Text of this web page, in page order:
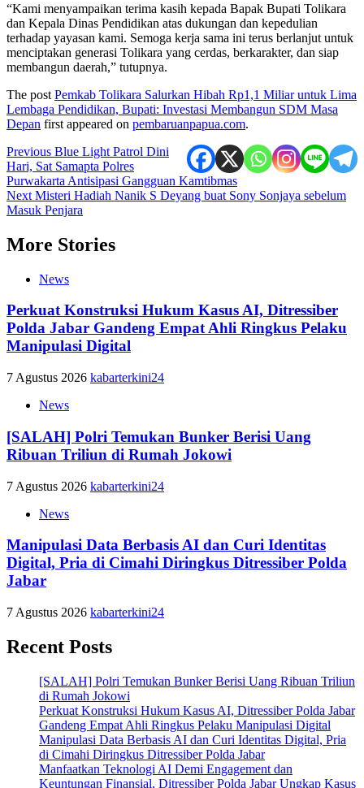
“Kami menyampaikan terima kasih kepada Bapak Bupati Tolikara
dan Kepala Dinas Pendidikan atas dukungan dan kepedulian
terhadap yayasan kami. Semoga kerja sama ini terus berlanjut untuk
menciptakan generasi Tolikara yang cerdas, berkarakter, dan siap
membangun daerah,” tutupnya.
The post Pemkab Tolikara Salurkan Hibah Rp1,1 Miliar untuk Lima
Lembaga Pendidikan, Bupati: Investasi Membangun SDM Masa
Depan first appeared on pembaruanpapua.com.
Post
navigation
Previous Blue Light Patrol Dini
Hari, Sat Samapta Polres
Purwakarta Antisipasi Gangguan Kamtibmas
Next Misteri Hadiah Nanik S Deyang buat Sony Sonjaya sebelum
Masuk Penjara
More Stories
News
Perkuat Konstruksi Hukum Kasus AI, Ditressiber
Polda Jabar Gandeng Empat Ahli Ringkus Pelaku
Manipulasi Digital
7 Agustus 2026 kabarterkini24
News
[SALAH] Polri Temukan Bunker Berisi Uang
Ribuan Triliun di Rumah Jokowi
7 Agustus 2026 kabarterkini24
News
Manipulasi Data Berbasis AI dan Curi Identitas
Digital, Pria di Cimahi Diringkus Ditressiber Polda
Jabar
7 Agustus 2026 kabarterkini24
Recent Posts
[SALAH] Polri Temukan Bunker Berisi Uang Ribuan Triliun
di Rumah Jokowi
Perkuat Konstruksi Hukum Kasus AI, Ditressiber Polda Jabar
Gandeng Empat Ahli Ringkus Pelaku Manipulasi Digital
Manipulasi Data Berbasis AI dan Curi Identitas Digital, Pria
di Cimahi Diringkus Ditressiber Polda Jabar
Manfaatkan Teknologi AI Demi Engagement dan
Keuntungan Finansial, Ditressiber Polda Jabar Ungkap Kasus